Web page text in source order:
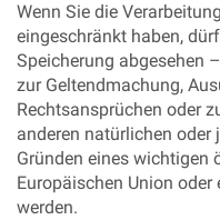
Wenn Sie die
eingeschränkt haben,
Speicherung abgesehen
zur Geltendmachung,
Rechtsansprüchen oder
anderen natürlichen oder
Gründen eines wichtigen
Europäischen Union
werden.